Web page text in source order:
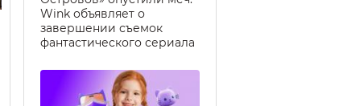
Wink объявляет о
завершении съемок
фантастического сериала